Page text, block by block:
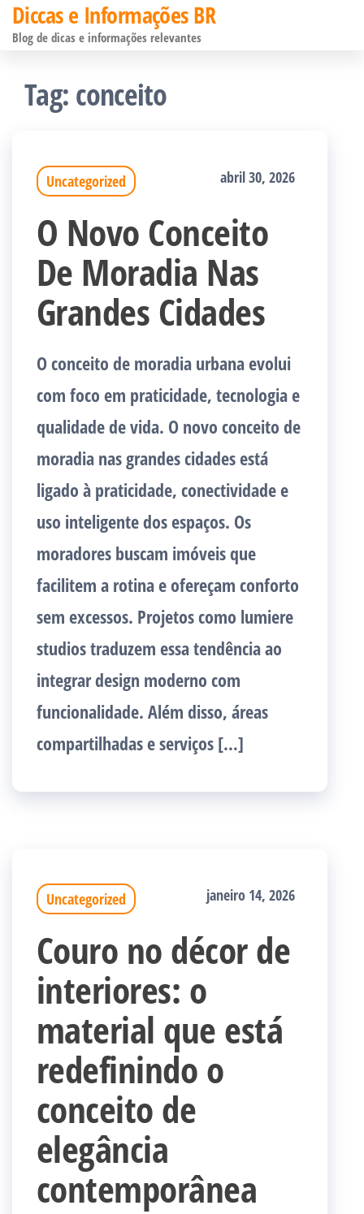
Pular
para
conteúdo
Diccas e Informações BR
Blog de dicas e informações relevantes
Tag: conceito
Uncategorized abril 30, 2026
O Novo Conceito
De Moradia Nas
Grandes Cidades
O conceito de moradia urbana evolui
com foco em praticidade, tecnologia e
qualidade de vida. O novo conceito de
moradia nas grandes cidades está
ligado à praticidade, conectividade e
uso inteligente dos espaços. Os
moradores buscam imóveis que
facilitem a rotina e ofereçam conforto
sem excessos. Projetos como lumiere
studios traduzem essa tendência ao
integrar design moderno com
funcionalidade. Além disso, áreas
compartilhadas e serviços […]
Uncategorized janeiro 14, 2026
Couro no décor de
interiores: o
material que está
redefinindo o
conceito de
elegância
contemporânea